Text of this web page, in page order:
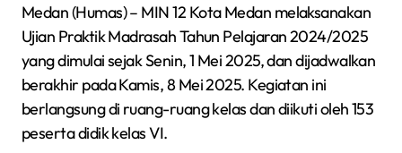
Medan (Humas) – MIN 12 Kota Medan melaksanakan
Ujian Praktik Madrasah Tahun Pelajaran 2024/2025
yang dimulai sejak Senin, 1 Mei 2025, dan dijadwalkan
berakhir pada Kamis, 8 Mei 2025. Kegiatan ini
berlangsung di ruang-ruang kelas dan diikuti oleh 153
peserta didik kelas VI.